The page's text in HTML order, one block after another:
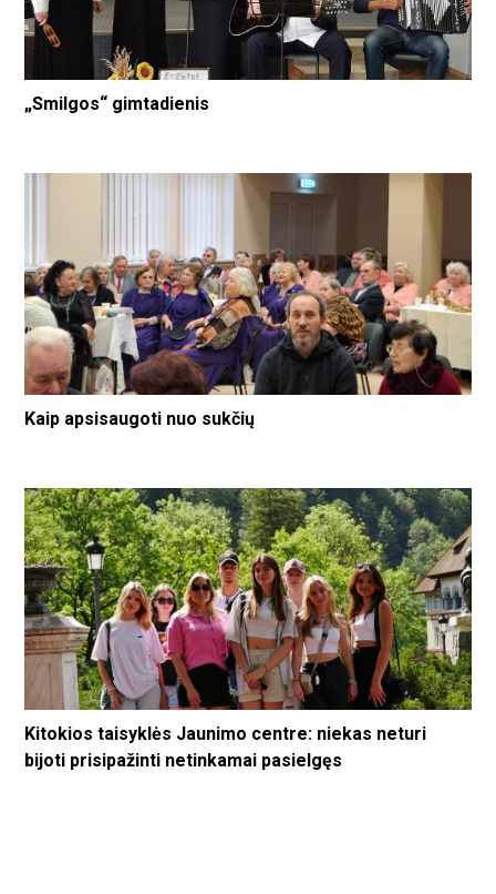
„Smilgos“ gimtadienis
Kaip apsisaugoti nuo sukčių
Kitokios taisyklės Jaunimo centre: niekas neturi
bijoti prisipažinti netinkamai pasielgęs